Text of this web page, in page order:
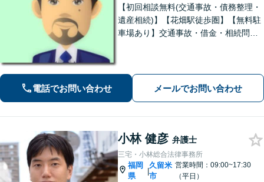
【初回相談無料(交通事故・債務整理・
遺産相続)】【花畑駅徒歩圏】【無料駐
車場あり】交通事故・借金・相続問題
電話でお問い合わせ メールでお問い合わせ
小林 健彦 弁護士
三宅・小林総合法律事務所
福岡
県
|
久留米
市
営業時間：09:00~17:30
（平日）